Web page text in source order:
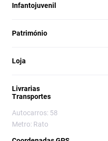
Infantojuvenil
Património
Loja
Livrarias
Transportes
Autocarros: 58
Metro: Rato